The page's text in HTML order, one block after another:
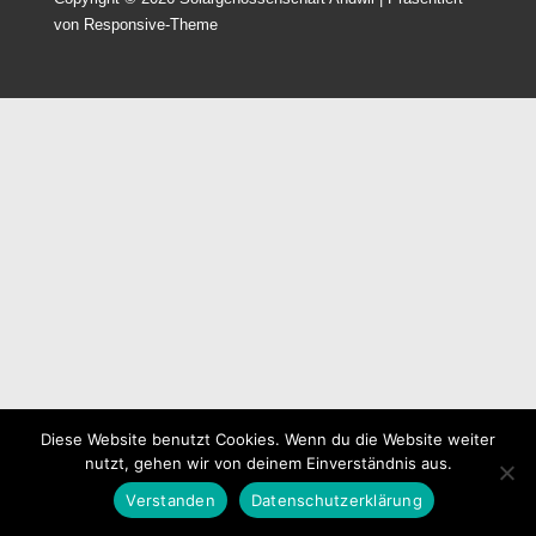
von Responsive-Theme
Diese Website benutzt Cookies. Wenn du die Website weiter
nutzt, gehen wir von deinem Einverständnis aus.
Verstanden
Datenschutzerklärung